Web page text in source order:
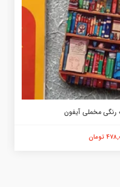
رنگی مخملی آیفون
تومان